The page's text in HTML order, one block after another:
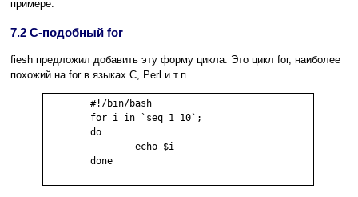
примере.
7.2 C-подобный for
fiesh предложил добавить эту форму цикла. Это цикл for, наиболее
похожий на for в языках C, Perl и т.п.
        #!/bin/bash
        for i in `seq 1 10`;
        do
                echo $i
        done